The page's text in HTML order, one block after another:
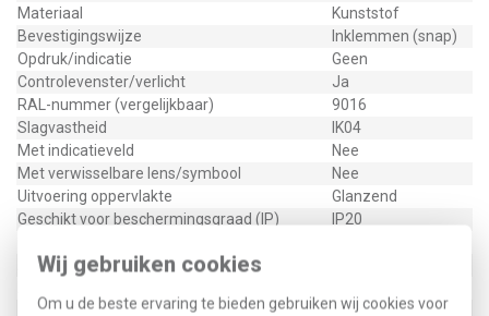
Wij gebruiken cookies
Om u de beste ervaring te bieden gebruiken wij cookies voor
Materiaal
Kunststof
Bevestigingswijze
Inklemmen (snap)
Opdruk/indicatie
Geen
Controlevenster/verlicht
Ja
RAL-nummer (vergelijkbaar)
9016
Slagvastheid
IK04
Met indicatieveld
Nee
Met verwisselbare lens/symbool
Nee
Uitvoering oppervlakte
Glanzend
Geschikt voor beschermingsgraad (IP)
IP20
Aftastsymbool / barrièrevrij